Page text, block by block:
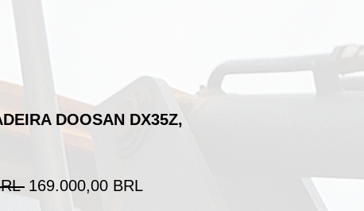
DOOSAN DX35Z,
Precio
169.000,00 BRL